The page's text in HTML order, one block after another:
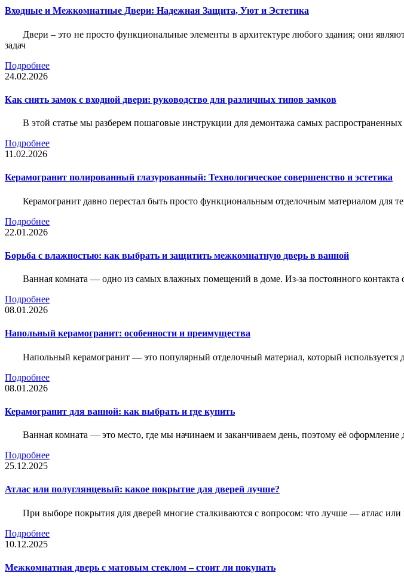
Входные и Межкомнатные Двери: Надежная Защита, Уют и Эстетика
Двери – это не просто функциональные элементы в архитектуре любого здания; они
задач
Подробнее
24.02.2026
Как снять замок с входной двери: руководство для различных типов замков
В этой статье мы разберем пошаговые инструкции для демонтажа самых
Подробнее
11.02.2026
Керамогранит полированный глазурованный: Технологическое совершенство и эстетика
Керамогранит давно перестал быть просто функциональным отделочным материалом
Подробнее
22.01.2026
Борьба с влажностью: как выбрать и защитить межкомнатную дверь в ванной
Ванная комната — одно из самых влажных помещений в доме. Из-за постоянного
Подробнее
08.01.2026
Напольный керамогранит: особенности и преимущества
Напольный керамогранит — это популярный отделочный материал, который
Подробнее
08.01.2026
Керамогранит для ванной: как выбрать и где купить
Ванная комната — это место, где мы начинаем и заканчиваем день, поэтому её
Подробнее
25.12.2025
Атлас или полуглянцевый: какое покрытие для дверей лучше?
При выборе покрытия для дверей многие сталкиваются с вопросом: что лучше — атлас или
Подробнее
10.12.2025
Межкомнатная дверь с матовым стеклом – стоит ли покупать